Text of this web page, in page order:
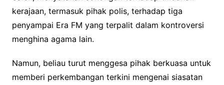
kerajaan, termasuk pihak polis, terhadap tiga
penyampai Era FM yang terpalit dalam kontroversi
menghina agama lain.
Namun, beliau turut menggesa pihak berkuasa untuk
memberi perkembangan terkini mengenai siasatan